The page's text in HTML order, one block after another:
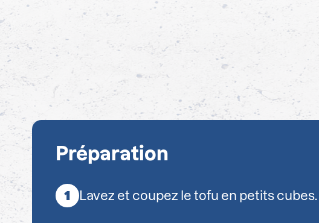
Préparation
Lavez et coupez le tofu en petits cubes.